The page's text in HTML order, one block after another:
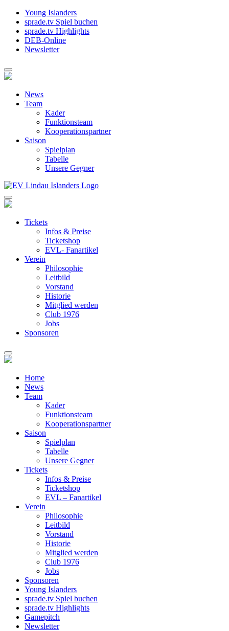
Young Islanders
sprade.tv Spiel buchen
sprade.tv Highlights
DEB-Online
Newsletter
News
Team
Kader
Funktionsteam
Kooperationspartner
Saison
Spielplan
Tabelle
Unsere Gegner
Tickets
Infos & Preise
Ticketshop
EVL- Fanartikel
Verein
Philosophie
Leitbild
Vorstand
Historie
Mitglied werden
Club 1976
Jobs
Sponsoren
Home
News
Team
Kader
Funktionsteam
Kooperationspartner
Saison
Spielplan
Tabelle
Unsere Gegner
Tickets
Infos & Preise
Ticketshop
EVL – Fanartikel
Verein
Philosophie
Leitbild
Vorstand
Historie
Mitglied werden
Club 1976
Jobs
Sponsoren
Young Islanders
sprade.tv Spiel buchen
sprade.tv Highlights
Gamepitch
Newsletter